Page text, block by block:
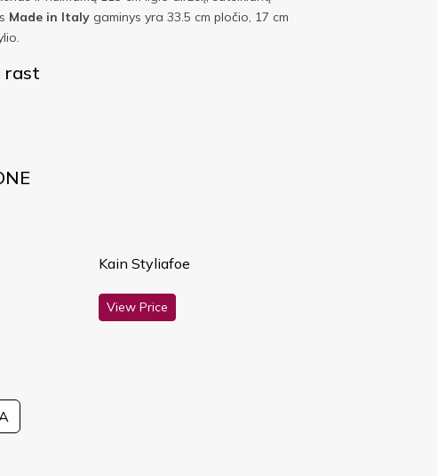
Made in Italy gaminys yra 33.5 cm pločio, 17 cm
rast
Kain Styliafoe
View Price